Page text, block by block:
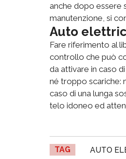
anche dopo essere
manutenzione, si
Auto
Fare riferimento al
controllo che può
da attivare in caso
né troppo scariche:
caso di una lunga
telo idoneo ed
TAG AUTO